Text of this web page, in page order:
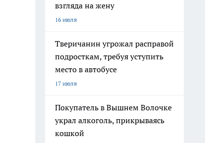
взгляда на жену
16 июля
Тверичанин угрожал расправой
подросткам, требуя уступить
место в автобусе
17 июля
Покупатель в Вышнем Волочке
украл алкоголь, прикрываясь
кошкой